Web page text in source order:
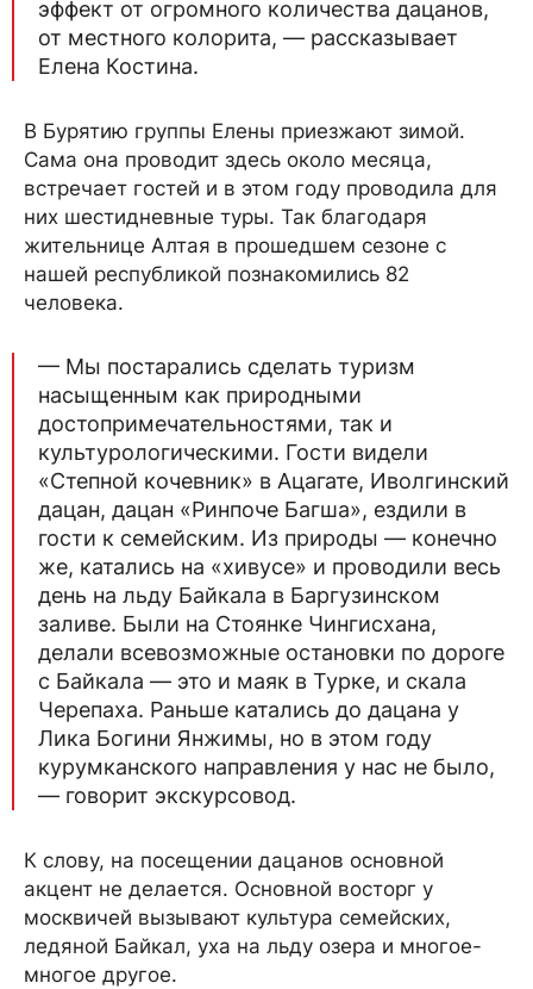
эффект от огромного количества дацанов,
от местного колорита, — рассказывает
Елена Костина.
В Бурятию группы Елены приезжают зимой.
Сама она проводит здесь около месяца,
встречает гостей и в этом году проводила для
них шестидневные туры. Так благодаря
жительнице Алтая в прошедшем сезоне с
нашей республикой познакомились 82
человека.
— Мы постарались сделать туризм
насыщенным как природными
достопримечательностями, так и
культурологическими. Гости видели
«Степной кочевник» в Ацагате, Иволгинский
дацан, дацан «Ринпоче Багша», ездили в
гости к семейским. Из природы — конечно
же, катались на «хивусе» и проводили весь
день на льду Байкала в Баргузинском
заливе. Были на Стоянке Чингисхана,
делали всевозможные остановки по дороге
с Байкала — это и маяк в Турке, и скала
Черепаха. Раньше катались до дацана у
Лика Богини Янжимы, но в этом году
курумканского направления у нас не было,
— говорит экскурсовод.
К слову, на посещении дацанов основной
акцент не делается. Основной восторг у
москвичей вызывают культура семейских,
ледяной Байкал, уха на льду озера и многое-
многое другое.